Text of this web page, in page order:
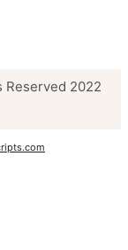
Reserved 2022